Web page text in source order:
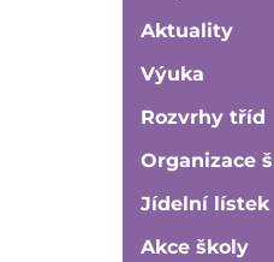
Aktuality
Výuka
Rozvrhy tříd
Organizace
Jídelní lístek
Akce školy